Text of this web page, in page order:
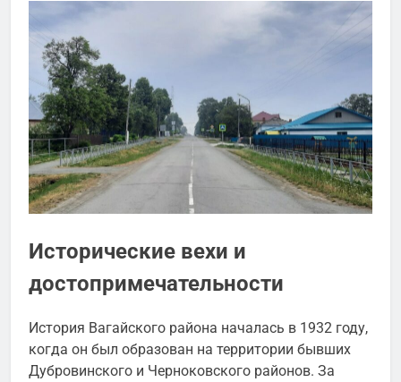
Исторические вехи и
достопримечательности
История Вагайского района началась в 1932 году,
когда он был образован на территории бывших
Дубровинского и Черноковского районов. За